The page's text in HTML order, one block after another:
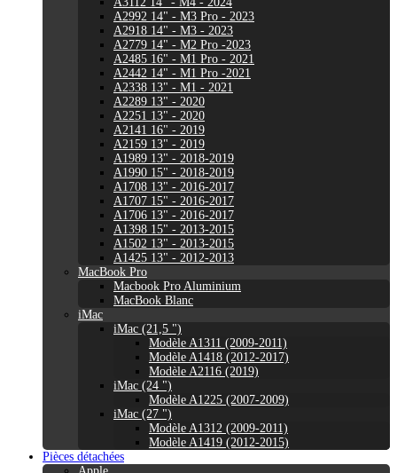
A2992 14" - M3 Pro - 2023
A2918 14" - M3 - 2023
A2779 14" - M2 Pro -2023
A2485 16" - M1 Pro - 2021
A2442 14" - M1 Pro -2021
A2338 13" - M1 - 2021
A2289 13" - 2020
A2251 13" - 2020
A2141 16" - 2019
A2159 13" - 2019
A1989 13" - 2018-2019
A1990 15" - 2018-2019
A1708 13" - 2016-2017
A1707 15" - 2016-2017
A1706 13" - 2016-2017
A1398 15" - 2013-2015
A1502 13" - 2013-2015
A1425 13" - 2012-2013
MacBook Pro
Macbook Pro Aluminium
MacBook Blanc
iMac
iMac (21,5 ")
Modèle A1311 (2009-2011)
Modèle A1418 (2012-2017)
Modèle A2116 (2019)
iMac (24 ")
Modèle A1225 (2007-2009)
iMac (27 ")
Modèle A1312 (2009-2011)
Modèle A1419 (2012-2015)
Pièces détachées